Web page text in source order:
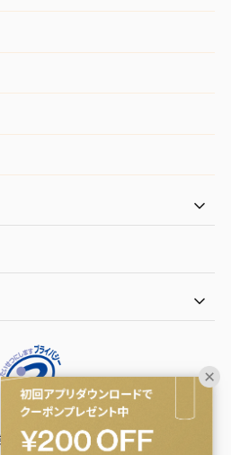
贈るなら | TANP（タンプ）